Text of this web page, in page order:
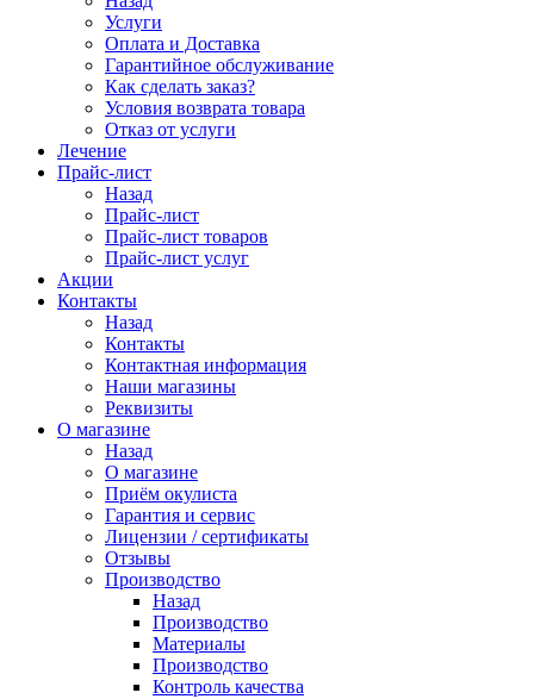
Услуги
Оплата и Доставка
Гарантийное обслуживание
Как сделать заказ?
Условия возврата товара
Отказ от услуги
Лечение
Прайс-лист
Назад
Прайс-лист
Прайс-лист товаров
Прайс-лист услуг
Акции
Контакты
Назад
Контакты
Контактная информация
Наши магазины
Реквизиты
О магазине
Назад
О магазине
Приём окулиста
Гарантия и сервис
Лицензии / сертификаты
Отзывы
Производство
Назад
Производство
Материалы
Производство
Контроль качества